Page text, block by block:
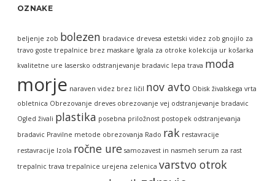
OZNAKE
beljenje zob bolezen bradavice drevesa estetski videz zob gnojilo za
travo goste trepalnice brez maskare Igrala za otroke kolekcija ur košarka
kvalitetne ure lasersko odstranjevanje bradavic lepa trava moda
morje naraven videz brez ličil nov avto Obisk živalskega vrta
obletnica Obrezovanje dreves obrezovanje vej odstranjevanje bradavic
Ogled živali plastika posebna priložnost postopek odstranjevanja
bradavic Pravilne metode obrezovanja Rado rak restavracije
restavracije Izola ročne ure samozavest in nasmeh serum za rast
trepalnic trava trepalnice urejena zelenica varstvo otrok